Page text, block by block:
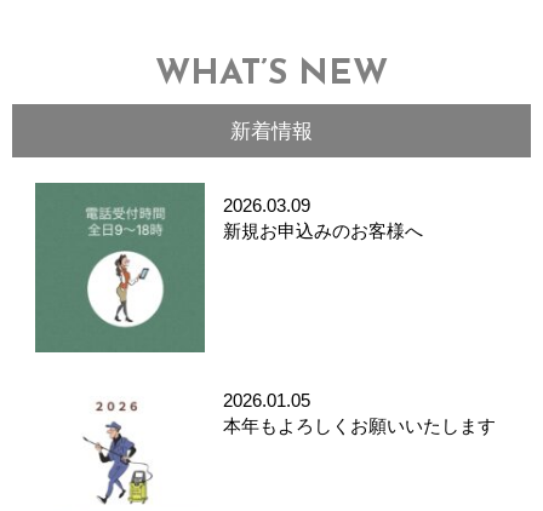
WHAT’S NEW
新着情報
2026.03.09
新規お申込みのお客様へ
2026.01.05
本年もよろしくお願いいたします